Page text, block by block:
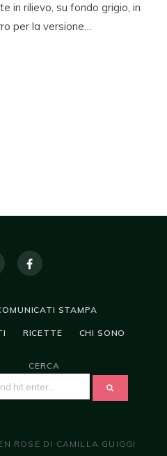
in rilievo, su fondo grigio, in
per la versione…
STAMPA
RICETTE CHI SONO
CERCA
ROSE DI CAMILLA GUIGGI